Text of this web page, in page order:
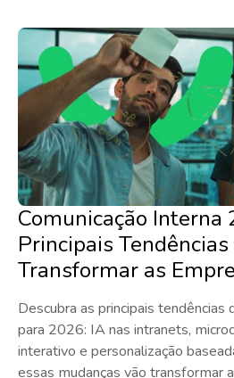
Comunicação Interna
Principais
Transformar as
Descubra as principais tendências
para 2026: IA nas intranets,
interativo e personalização
essas mudanças vão transformar